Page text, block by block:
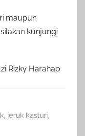
maupun
kunjungi
Rizky Harahap
, jeruk kasturi,